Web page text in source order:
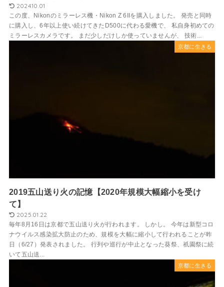
2024.10.01
この度、Nikonのミラーレス機・Nikon Z 6IIを購入しました。 発売と同時
に購入し、6年以上使い続けてきたD500に代わる愛機で、 私自身初めての
ミラーレスカメラです。 まだ少しだけしか使っていませんが、 技術...
京都に生きる
2019五山送り火の記憶【2020年規模大幅縮小を受け
て】
2025.01.22
毎年8月16日は京都で五山送り火が行われます。 しかし。 今年は新型コロ
ナウイルス感染拡大防止のため、規模を大幅に縮小して行われることが昨
日（6/27）発表されました。 行列や巡行が中止となった葵祭、祇園祭に続
いて五山送...
京都に生きる